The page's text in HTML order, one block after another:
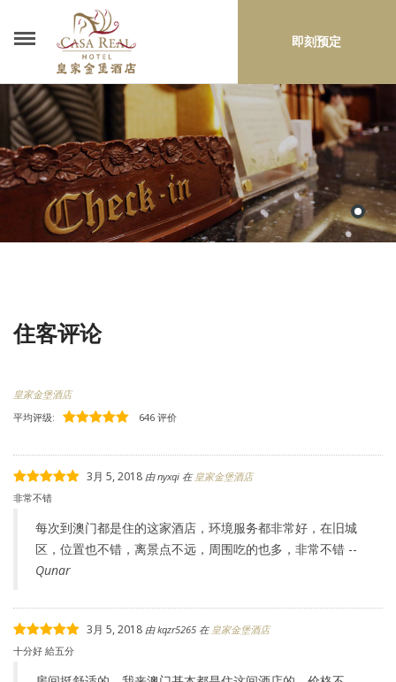
即刻预定
住客评论
皇家金堡酒店
平均评级:
646 评价
3月 5, 2018 由nyxqi 在 皇家金堡酒店
非常不错
每次到澳门都是住的这家酒店，环境服务都非常好，在旧城
区，位置也不错，离景点不远，周围吃的也多，非常不错 --
Qunar
3月 5, 2018 由kqzr5265 在 皇家金堡酒店
十分好 給五分